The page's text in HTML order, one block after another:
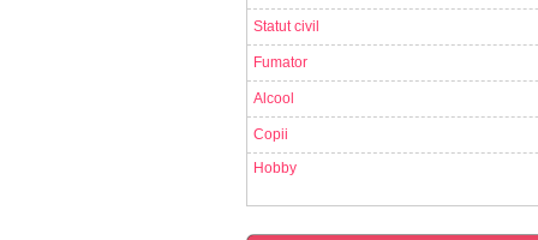
Statut civil
Fumator
Alcool
Copii
Hobby